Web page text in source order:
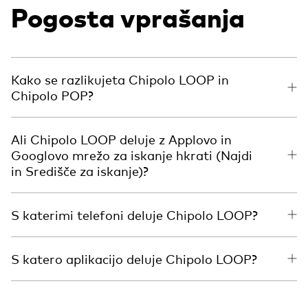
Pogosta vprašanja
Kako se razlikujeta Chipolo LOOP in
Chipolo POP?
Ali Chipolo LOOP deluje z Applovo in
Googlovo mrežo za iskanje hkrati (Najdi
in Središče za iskanje)?
S katerimi telefoni deluje Chipolo LOOP?
S katero aplikacijo deluje Chipolo LOOP?